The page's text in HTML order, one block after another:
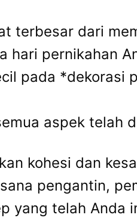
terbesar dari
hari pernikahan
pada *dekorasi
aspek telah
kohesi dan
pengantin,
yang telah Anda